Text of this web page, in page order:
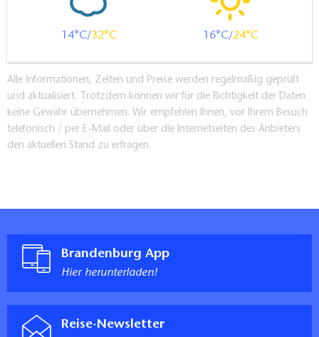
14 32 16 24
Alle Informationen, Zeiten und Preise werden regelmäßig geprüft
und aktualisiert. Trotzdem können wir für die Richtigkeit der Daten
keine Gewähr übernehmen. Wir empfehlen Ihnen, vor Ihrem Besuch
telefonisch / per E-Mail oder über die Internetseiten des Anbieters
den aktuellen Stand zu erfragen.
Brandenburg App
Hier herunterladen!
Reise-Newsletter